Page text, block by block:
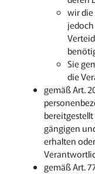
wir die
Sie
die
gemäß Art.
gängigen
erhalten
gemäß Art.